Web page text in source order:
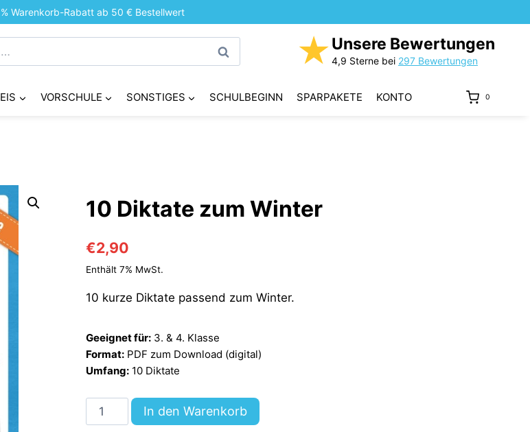
Warenkorb-Rabatt ab 50 € Bestellwert
Suchen ★ Unsere Bewertungen
4,9 Sterne bei 297 Bewertungen
VORSCHULE SONSTIGES SCHULBEGINN SPARPAKETE KONTO 0
10 Diktate zum Winter
€2,90
Enthält 7% MwSt.
10 kurze Diktate passend zum Winter.
Geeignet für: 3. & 4. Klasse
Format: PDF zum Download (digital)
Umfang: 10 Diktate
Diktate
In den Warenkorb